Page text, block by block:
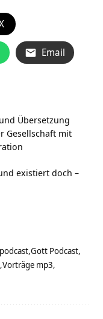
Email
Übersetzung
Gesellschaft mit
existiert doch –
Gott Podcast
Vorträge mp3